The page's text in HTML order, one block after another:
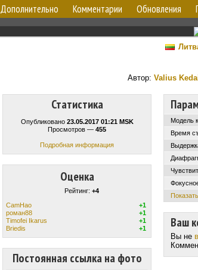
Дополнительно Комментарии Обновления
Автор: Valius
Статистика
Опубликовано 23.05.2017 01:21 MSK
Просмотров — 455
Подробная информация
Оценка
Рейтинг: +4
CamHao
+1
роман88
+1
Timofei Ikarus
+1
Briedis
+1
Постоянная ссылка на фото
Модель
Время
Ваш
Вы не